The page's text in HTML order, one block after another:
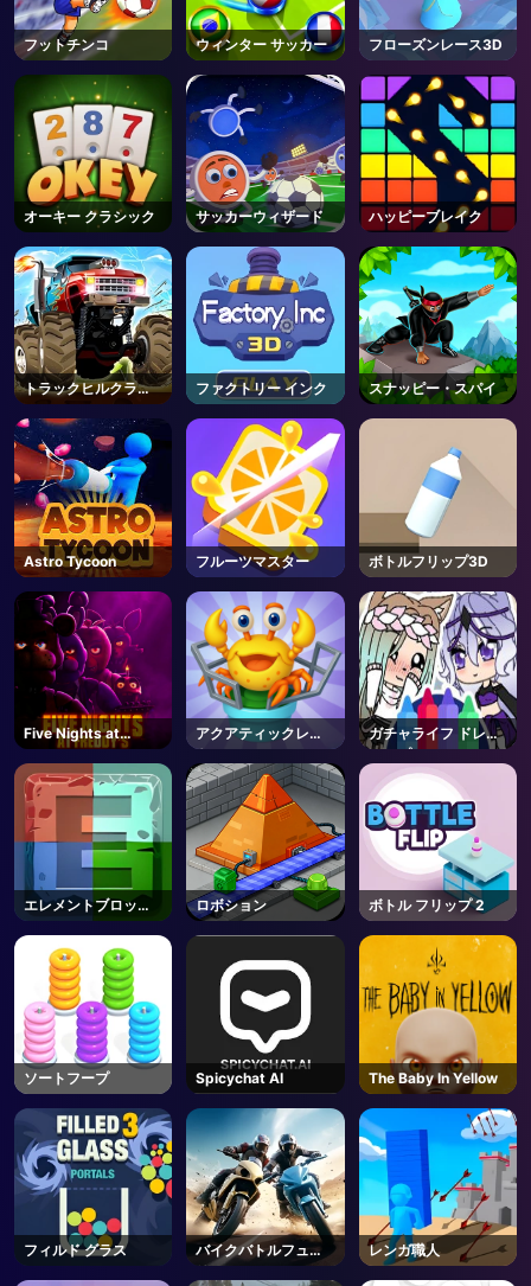
AD
フットチンコ ウィンター サッカー フローズンレース3D
オーキー クラシック サッカーウィザード ハッピーブレイク
トラックヒルクライ
ム
ファクトリー インク スナッピー・スパイ
Astro Tycoon フルーツマスター ボトルフリップ3D
Five Nights at
Freddy's
アクアティックレス
キュー
ガチャライフ ドレス
アップ
エレメントブロック
ス
ロボション ボトル フリップ 2
ソートフープ Spicychat AI The Baby In Yellow
フィルド グラス
バイクバトルフュー
リー
レンガ職人